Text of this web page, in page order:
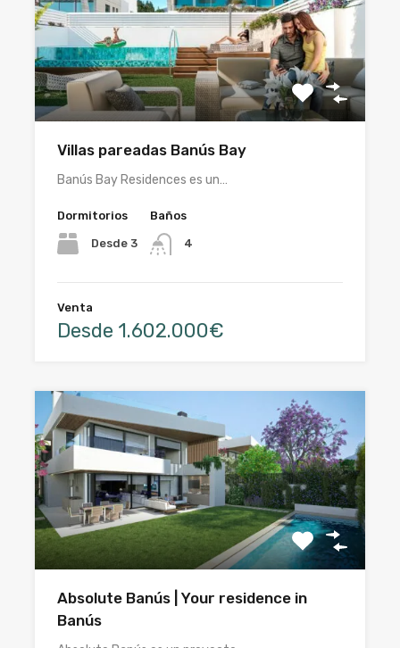
Villas pareadas Banús Bay
Banús Bay Residences es un…
Dormitorios
Desde 3
Baños
4
Venta
Desde 1.602.000€
Absolute Banús | Your residence in
Banús